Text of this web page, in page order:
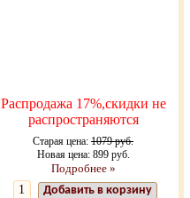
Распродажа 17%,скидки не
распространяются
Старая цена: 1079 руб.
Новая цена: 899 руб.
Подробнее »
Добавить в корзину